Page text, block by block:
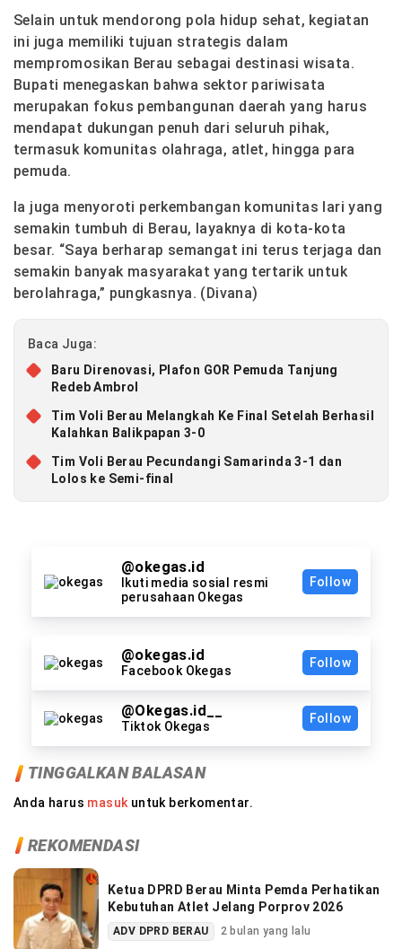
Selain untuk mendorong pola hidup sehat, kegiatan
ini juga memiliki tujuan strategis dalam
mempromosikan Berau sebagai destinasi wisata.
Bupati menegaskan bahwa sektor pariwisata
merupakan fokus pembangunan daerah yang harus
mendapat dukungan penuh dari seluruh pihak,
termasuk komunitas olahraga, atlet, hingga para
pemuda.
Ia juga menyoroti perkembangan komunitas lari yang
semakin tumbuh di Berau, layaknya di kota-kota
besar. “Saya berharap semangat ini terus terjaga dan
semakin banyak masyarakat yang tertarik untuk
berolahraga,” pungkasnya. (Divana)
Baca Juga:
Baru Direnovasi, Plafon GOR Pemuda Tanjung
Redeb Ambrol
Tim Voli Berau Melangkah Ke Final Setelah Berhasil
Kalahkan Balikpapan 3-0
Tim Voli Berau Pecundangi Samarinda 3-1 dan
Lolos ke Semi-final
@okegas.id
Ikuti media sosial resmi
perusahaan Okegas
Follow
@okegas.id
Facebook Okegas
Follow
@Okegas.id__
Tiktok Okegas
Follow
TINGGALKAN BALASAN
Anda harus masuk untuk berkomentar.
REKOMENDASI
Ketua DPRD Berau Minta Pemda Perhatikan
Kebutuhan Atlet Jelang Porprov 2026
ADV DPRD BERAU 2 bulan yang lalu